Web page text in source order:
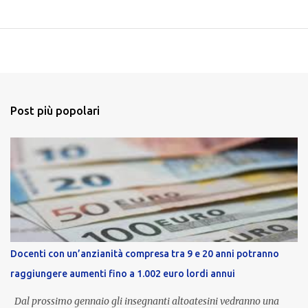
Post più popolari
Docenti con un’anzianità compresa tra 9 e 20 anni potranno
raggiungere aumenti fino a 1.002 euro lordi annui
Dal prossimo gennaio gli insegnanti altoatesini vedranno una